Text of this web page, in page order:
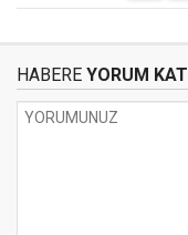
HABERE YORUM KAT